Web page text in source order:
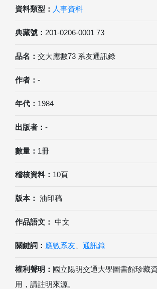
資料類型： 人事資料
典藏號： 201-0206-0001 73
品名： 交大應數73 系友通訊錄
作者： -
年代： 1984
出版者： -
數量： 1冊
稽核資料： 10頁
版本： 油印稿
作品語文： 中文
關鍵詞： 應數系友 通訊錄
權利聲明： 國立陽明交通大學圖書館珍藏
用，請註明來源。